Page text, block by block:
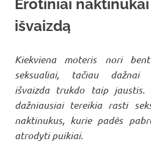
Erotiniai
išvaizdą
Kiekviena moteris nori
seksualiai, tačiau dažnai
išvaizda trukdo taip jaustis.
dažniausiai tereikia rasti
naktinukus, kurie padės
atrodyti puikiai.